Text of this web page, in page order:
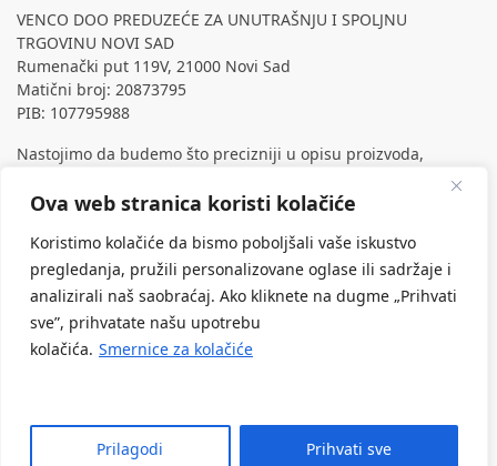
Ova web stranica koristi kolačiće
Koristimo kolačiće da bismo poboljšali vaše iskustvo
pregledanja, pružili personalizovane oglase ili sadržaje i
analizirali naš saobraćaj. Ako kliknete na dugme „Prihvati
sve”, prihvatate našu upotrebu
kolačića. Smernice za kolačiće
Prilagodi Prihvati sve
VENCO DOO PREDUZEĆE ZA UNUTRAŠNJU I SPOLJNU
TRGOVINU NOVI SAD
Rumenački put 119V, 21000 Novi Sad
Matični broj: 20873795
PIB: 107795988
Nastojimo da budemo što precizniji u opisu proizvoda,
prikazu slika i samih cena, ali ne možemo garantovati da su
sve informacije kompletne i bez grešaka.
podrazumeva da su dostupni u svakom trenutku.